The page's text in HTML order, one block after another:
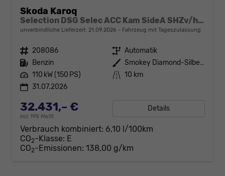
Skoda Karoq
Selection DSG Selec ACC Kam SideA SHZv/h Kessy SunS
unverbindliche Lieferzeit: 21.09.2026 Fahrzeug mit Tageszulassung
Fahrzeugnr. 208086 Getriebe Automatik
Kraftstoff Benzin Außenfarbe
Smokey Diamond-Silber Metallic
Leistung 110 kW (150 PS) Kilometerstand 10 km
31.07.2026
32.431,– €
incl. 19% MwSt.
Details
Verbrauch kombiniert: 6,10 l/100km
CO2-Klasse: E
CO2-Emissionen: 138,00 g/km